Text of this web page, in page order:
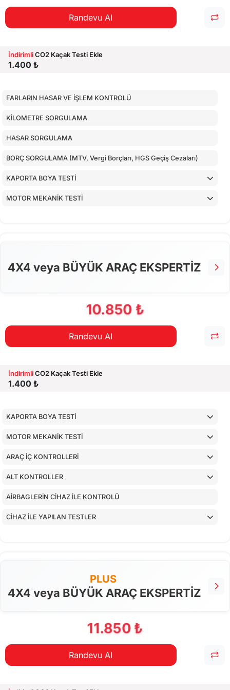
Randevu Al
İndirimliCO2 Kaçak Testi Ekle
1.400 ₺
FARLARIN HASAR VE İŞLEM KONTROLÜ
KİLOMETRE SORGULAMA
HASAR SORGULAMA
BORÇ SORGULAMA (MTV, Vergi Borçları, HGS Geçiş Cezaları)
KAPORTA BOYA TESTİ
MOTOR MEKANİK TESTİ
4X4 veya BÜYÜK ARAÇ EKSPERTİZ
10.850 ₺
Randevu Al
İndirimliCO2 Kaçak Testi Ekle
1.400 ₺
KAPORTA BOYA TESTİ
MOTOR MEKANİK TESTİ
ARAÇ İÇ KONTROLLERİ
ALT KONTROLLER
AİRBAGLERİN CİHAZ İLE KONTROLÜ
CİHAZ İLE YAPILAN TESTLER
PLUS
4X4 veya BÜYÜK ARAÇ EKSPERTİZ
11.850 ₺
Randevu Al